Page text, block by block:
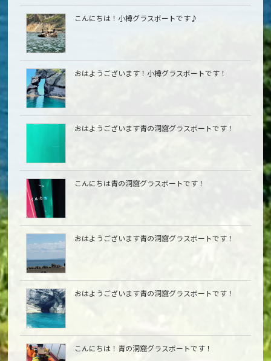
こんにちは！小樽グラスボートです♪
おはようございます！小樽グラスボートです！
おはようございます青の洞窟グラスボートです！
こんにちは青の洞窟グラスボートです！
おはようございます青の洞窟グラスボートです！
おはようございます青の洞窟グラスボートです！
こんにちは︎！青の洞窟グラスボートです！